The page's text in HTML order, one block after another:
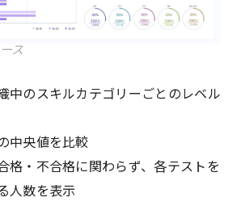
ス
中のスキルカテゴリーごとのレベル
中央値を比較
格・不合格に関わらず、各テストを
人数を表示